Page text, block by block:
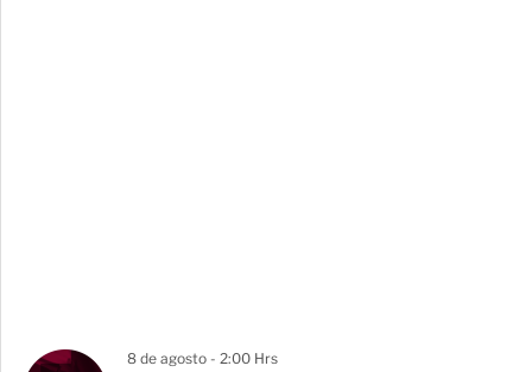
8 de agosto - 2:00 Hrs